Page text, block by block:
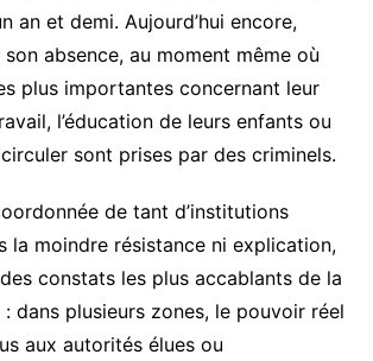
an et demi. Aujourd’hui encore,
son absence, au moment même où
plus importantes concernant leur
l’éducation de leurs enfants ou
sont prises par des criminels.
de tant d’institutions
la moindre résistance ni explication,
des constats les plus accablants de la
dans plusieurs zones, le pouvoir réel
aux autorités élues ou